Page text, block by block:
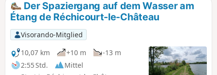
Der Spaziergang auf dem Wasser am
Étang de Réchicourt-le-Château
Visorando-Mitglied
10,07 km
+10 m
-13 m
2:55 Std.
Mittel